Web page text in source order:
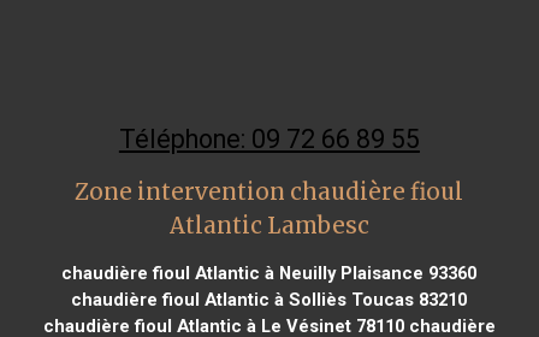
Téléphone: 09 72 66 89 55
Zone intervention chaudière fioul
Atlantic Lambesc
chaudière fioul Atlantic à Neuilly Plaisance 93360
chaudière fioul Atlantic à Solliès Toucas 83210
chaudière fioul Atlantic à Le Vésinet 78110chaudière